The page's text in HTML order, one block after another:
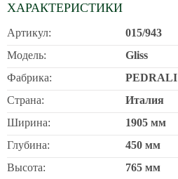
ХАРАКТЕРИСТИКИ
Артикул:
015/943
Модель:
Gliss
Фабрика:
PEDRALI
Страна:
Италия
Ширина:
1905 мм
Глубина:
450 мм
Высота:
765 мм